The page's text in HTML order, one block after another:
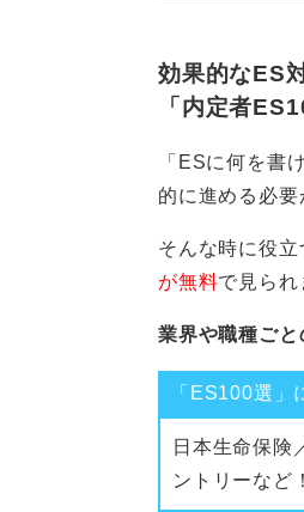
効果的なES
「内定者
「ESに何を書
的に進める必要
そんな時に役立
が無料で見られ
業界や職種ご
「ES100選」
日本生命保険
ントリーなど！